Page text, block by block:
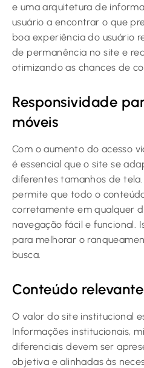
e uma arquitetura de
usuário a encontrar o que
boa experiência do usuário
de permanência no site e
otimizando as chances de
Responsividade
móveis
Com o aumento do acesso
é essencial que o site se
diferentes tamanhos de
permite que todo o
corretamente em qualquer
navegação fácil e funcional.
para melhorar o
busca.
Conteúdo
O valor do site institucional
Informações institucionais,
diferenciais devem ser
objetiva e alinhadas às